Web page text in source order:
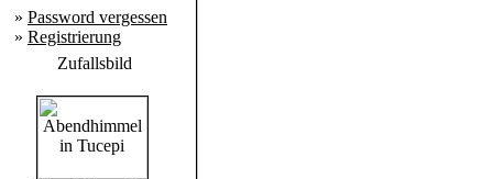
» Password vergessen
» Registrierung
Zufallsbild